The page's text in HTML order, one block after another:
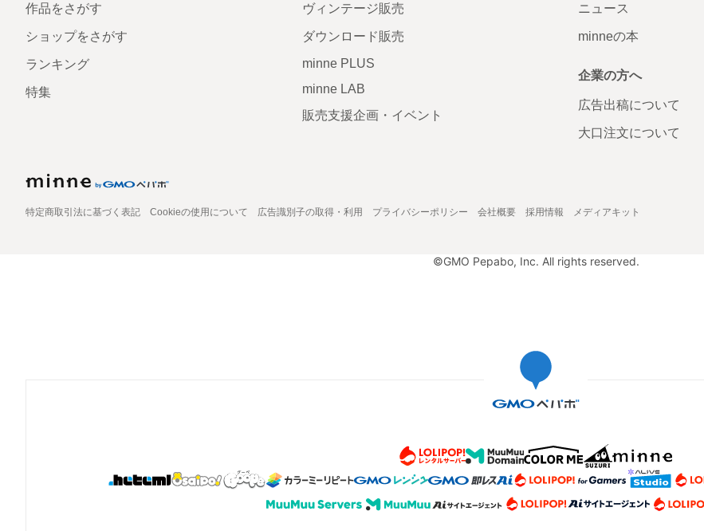
作品をさがす
ショップをさがす
ランキング
特集
ヴィンテージ販売
ダウンロード販売
minne PLUS
minne LAB
販売支援企画・イベント
ニュース
minneの本
企業の方へ
広告出稿について
大口注文について
特定商取引法に基づく表記 Cookieの使用について 広告識別子の取得・利用 プライバシーポリシー 会社概要 採用情報 メディアキット
©GMO Pepabo, Inc. All rights reserved.